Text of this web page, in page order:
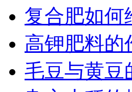
复合肥如何
高钾肥料的
毛豆与黄豆